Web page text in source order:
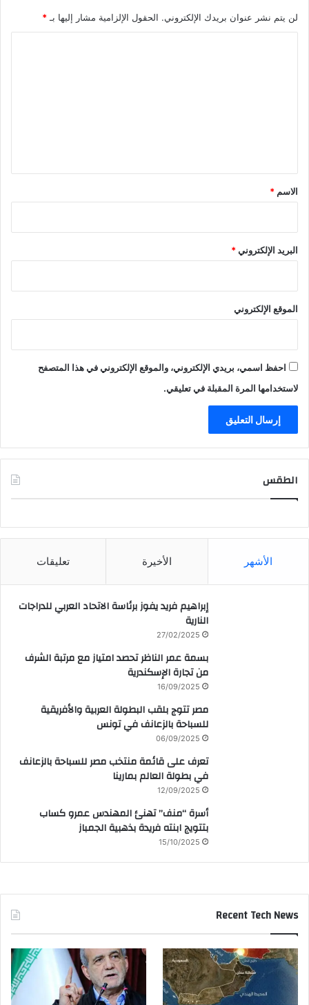
لن يتم نشر عنوان بريدك الإلكتروني. الحقول الإلزامية مشار إليها بـ *
*
الاسم *
البريد الإلكتروني*
الموقع الإلكتروني
احفظ اسمي، بريدي الإلكتروني، والموقع الإلكتروني في هذا المتصفح
لاستخدامها المرة المقبلة في تعليقي.
الطقس
الأشهر الأخيرة تعليقات
إبراهيم فريد يفوز برئاسة الاتحاد العربي للدراجات
النارية
27/02/2025
بسمة عمر الناظر تحصد امتياز مع مرتبة الشرف
من تجارة الإسكندرية
16/09/2025
مصر تتوج بلقب البطولة العربية والأفريقية
للسباحة بالزعانف في تونس
06/09/2025
تعرف على قائمة منتخب مصر للسباحة بالزعانف
في بطولة العالم بمارينا
12/09/2025
أسرة “منف” تهنئ المهندس عمرو كساب
بتتويج ابنته فريدة بذهبية الجمباز
15/10/2025
Recent Tech News